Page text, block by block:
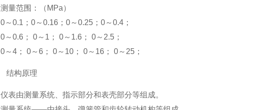
测量范围：（MPa）
0～0.1；0～0.16；0～0.25；0～0.4；
0～0.6； 0～1； 0～1.6； 0～2.5；
0～4； 0～6； 0～10； 0～16； 0～25；
结构原理
仪表由测量系统、指示部分和表壳部分等组成。